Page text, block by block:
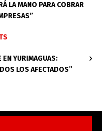
LA MANO PARA COBRAR
EN YURIMAGUAS:
LOS AFECTADOS”